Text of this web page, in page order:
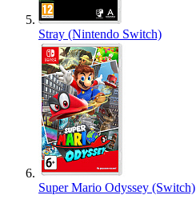
Stray (Nintendo Switch)
Super Mario Odyssey (Switch)